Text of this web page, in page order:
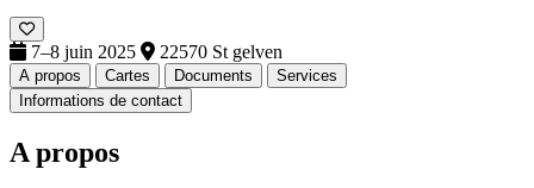
7–8 juin 2025 22570 St gelven
A propos Cartes Documents
Services
Informations de contact
A propos